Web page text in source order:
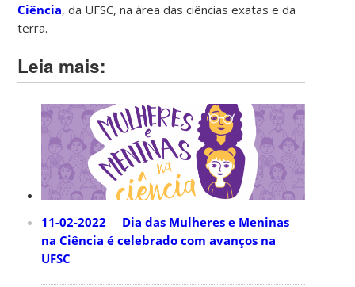
Ciência, da UFSC, na área das ciências exatas e da
terra.
Leia mais:
11-02-2022 Dia das Mulheres e Meninas
na Ciência é celebrado com avanços na
UFSC